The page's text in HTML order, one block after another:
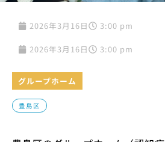
2026年3月16日 3:00 pm
2026年3月16日 3:00 pm
グループホーム
豊島区